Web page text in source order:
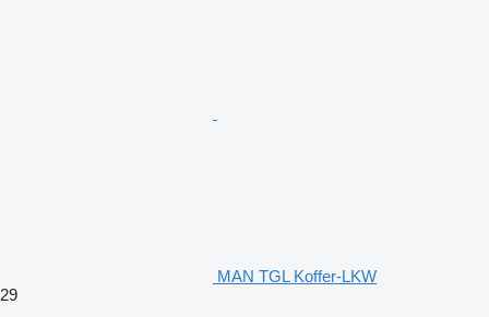
MAN TGL Koffer-LKW
29